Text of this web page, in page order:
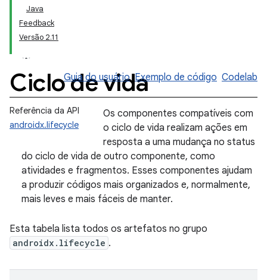
Java
Feedback
Versão 2.11
Ciclo de vida
Guia do usuário Exemplo de código Codelab
Referência da API
androidx.lifecycle
Os componentes compatíveis com
o ciclo de vida realizam ações em
resposta a uma mudança no status
do ciclo de vida de outro componente, como
atividades e fragmentos. Esses componentes ajudam
a produzir códigos mais organizados e, normalmente,
mais leves e mais fáceis de manter.
Esta tabela lista todos os artefatos no grupo
androidx.lifecycle .